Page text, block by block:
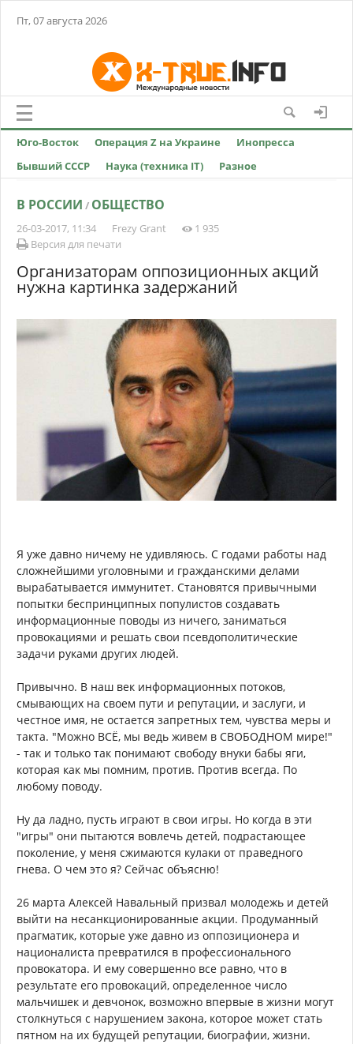
Пт, 07 августа 2026
Юго-Восток Операция Z на Украине
Инопресса
Бывший СССР
Наука (техника IT) Разное
В РОССИИ / ОБЩЕСТВО
26-03-2017, 11:34 Frezy Grant
1 935
Версия для печати
Организаторам оппозиционных акций
нужна картинка задержаний
Я уже давно ничему не удивляюсь. С годами работы над
сложнейшими уголовными и гражданскими делами
вырабатывается иммунитет. Становятся привычными
попытки беспринципных популистов создавать
информационные поводы из ничего, заниматься
провокациями и решать свои псевдополитические
задачи руками других людей.
Привычно. В наш век информационных потоков,
смывающих на своем пути и репутации, и заслуги, и
честное имя, не остается запретных тем, чувства меры и
такта. "Можно ВСЁ, мы ведь живем в СВОБОДНОМ мире!"
- так и только так понимают свободу внуки бабы яги,
которая как мы помним, против. Против всегда. По
любому поводу.
Ну да ладно, пусть играют в свои игры. Но когда в эти
"игры" они пытаются вовлечь детей, подрастающее
поколение, у меня сжимаются кулаки от праведного
гнева. О чем это я? Сейчас объясню!
26 марта Алексей Навальный призвал молодежь и детей
выйти на несанкционированные акции. Продуманный
прагматик, которые уже давно из оппозиционера и
националиста превратился в профессионального
провокатора. И ему совершенно все равно, что в
результате его провокаций, определенное число
мальчишек и девчонок, возможно впервые в жизни могут
столкнуться с нарушением закона, которое может стать
пятном на их будущей репутации, биографии, жизни.